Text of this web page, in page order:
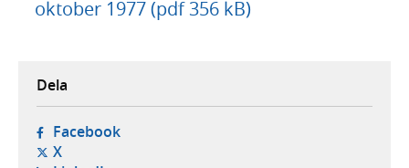
oktober 1977 (pdf 356 kB)
Dela
Facebook- öppnas i ny flik, extern webbplats,
X- öppnas i ny flik, extern webbplats,